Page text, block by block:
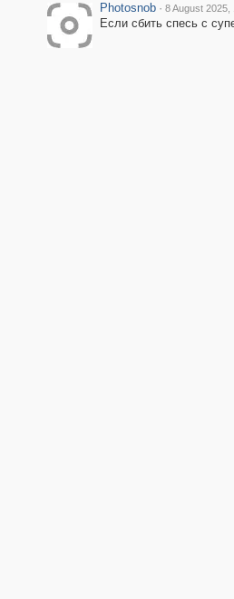
Photosnob · 8 August 2025,
Если сбить спесь с